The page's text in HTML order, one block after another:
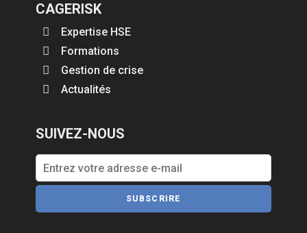
CAGERISK
Expertise HSE
Formations
Gestion de crise
Actualités
SUIVEZ-NOUS
SUBSCRIRE